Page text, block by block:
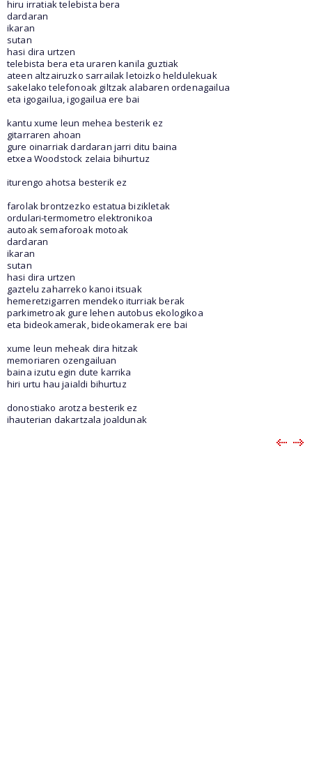
hiru irratiak telebista bera
dardaran
ikaran
sutan
hasi dira urtzen
telebista bera eta uraren kanila guztiak
ateen altzairuzko sarrailak letoizko heldulekuak
sakelako telefonoak giltzak alabaren ordenagailua
eta igogailua, igogailua ere bai
kantu xume leun mehea besterik ez
gitarraren ahoan
gure oinarriak dardaran jarri ditu baina
etxea Woodstock zelaia bihurtuz
iturengo ahotsa besterik ez
farolak brontzezko estatua bizikletak
ordulari-termometro elektronikoa
autoak semaforoak motoak
dardaran
ikaran
sutan
hasi dira urtzen
gaztelu zaharreko kanoi itsuak
hemeretzigarren mendeko iturriak berak
parkimetroak gure lehen autobus ekologikoa
eta bideokamerak, bideokamerak ere bai
xume leun meheak dira hitzak
memoriaren ozengailuan
baina izutu egin dute karrika
hiri urtu hau jaialdi bihurtuz
donostiako arotza besterik ez
ihauterian dakartzala joaldunak